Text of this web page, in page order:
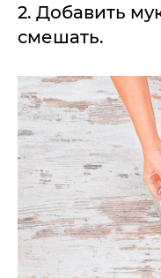
2. Добавить
смешать.